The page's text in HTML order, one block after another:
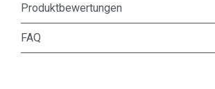
Produktbewertungen
FAQ